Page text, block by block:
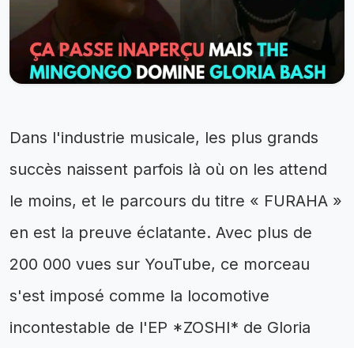
Dans l'industrie musicale, les plus grands
succès naissent parfois là où on les attend
le moins, et le parcours du titre « FURAHA »
en est la preuve éclatante. Avec plus de
200 000 vues sur YouTube, ce morceau
s'est imposé comme la locomotive
incontestable de l'EP *ZOSHI* de Gloria